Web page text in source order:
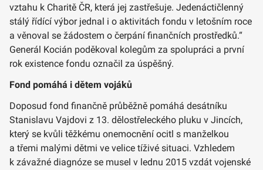
vztahu k Charitě ČR, která jej zastřešuje. Jedenáctičlenný
stálý řídící výbor jednal i o aktivitách fondu v letošním roce
a věnoval se žádostem o čerpání finančních prostředků.“
Generál Kocián poděkoval kolegům za spolupráci a první
rok existence fondu označil za úspěšný.
Fond pomáhá i dětem vojáků
Doposud fond finančně průběžně pomáhá desátníku
Stanislavu Vajdovi z 13. dělostřeleckého pluku v Jincích,
který se kvůli těžkému onemocnění ocitl s manželkou
a třemi malými dětmi ve velice tíživé situaci. Vzhledem
k závažné diagnóze se musel v lednu 2015 vzdát vojenské